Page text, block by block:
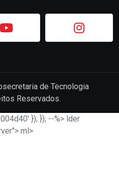
de Tecnologia
Reservados.
}); }); --%> lder
ml>